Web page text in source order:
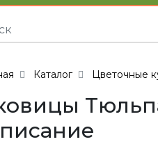
Каталог Цветочные